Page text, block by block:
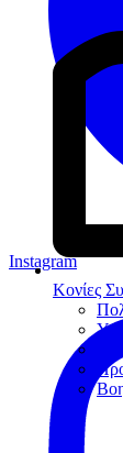
Κονίες
Instagram